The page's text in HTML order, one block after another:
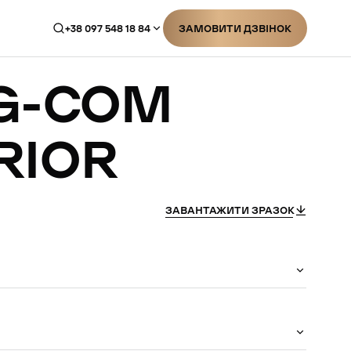
+38 097 548 18 84 ЗАМОВИТИ ДЗВІНОК
COM
ЗАВАНТАЖИТИ ЗРАЗОК